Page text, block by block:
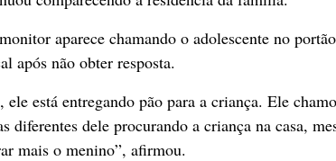
aparece chamando o adolescente no
após não obter resposta.
está entregando pão para a criança. Ele
diferentes dele procurando a criança na casa,
mais o menino”, afirmou.